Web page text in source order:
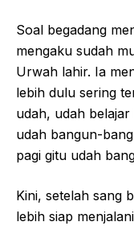
Soal begadang
mengaku sudah
Urwah lahir. Ia
lebih dulu sering
udah, udah
udah bangun-
pagi gitu udah
Kini, setelah sang
lebih siap